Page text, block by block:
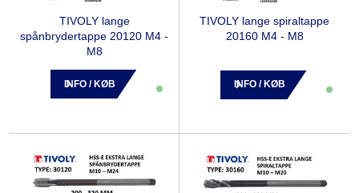
TIVOLY lange
spånbrydertappe 20120 M4 -
M8
INFO / KØB
TIVOLY lange spiraltappe
20160 M4 - M8
INFO / KØB